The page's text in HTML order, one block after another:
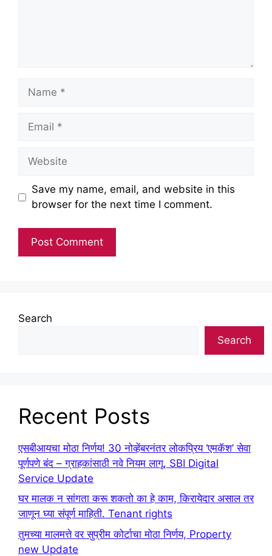
Name
Email
Website
Save my name, email, and website in this
browser for the next time I comment.
Search
Search
Recent Posts
एसबीआयचा मोठा निर्णय! 30 नोव्हेंबरनंतर लोकप्रिय ‘एमकॅश’ सेवा
पूर्णपणे बंद – ग्राहकांसाठी नवे नियम लागू. SBI Digital
Service Update
घर मालक न सांगता करू शकतो का हे काम, किरायेदार असाल तर
जाणून घ्या संपूर्ण माहिती. Tenant rights
तुमच्या मालमत्ते वर सुप्रीम कोर्टाचा मोठा निर्णय, Property
new Update